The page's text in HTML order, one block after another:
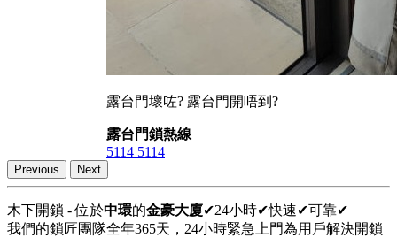
露台門壞咗? 露台門開唔到?
露台門鎖熱線
5114 5114
Previous Next
木下開鎖 - 位於中環的金豪大廈✔24小時✔快速✔可靠✔
我們的鎖匠團隊全年365天，24小時緊急上門為用戶解決開鎖